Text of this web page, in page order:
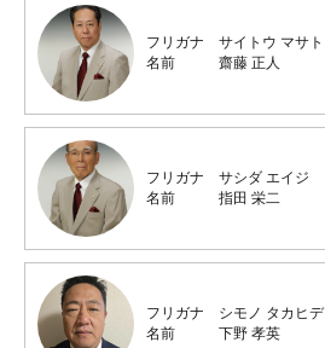
フリガナ
サイトウ マサト
名前
齋藤 正人
フリガナ
サシダ エイジ
名前
指田 栄二
フリガナ
シモノ タカヒデ
名前
下野 孝英